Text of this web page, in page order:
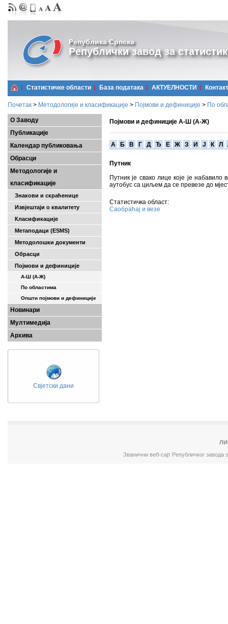
Република Српска
Републички завод за
Статистичке области Базa података АКТУЕЛНОСТИ Контакт
Почетак > Методологије и класификације > Појмови и дефиниције > По
О Заводу
Публикације
Календар публиковања
Обрасци
Методологије и
класификације
Знакови и скраћенице
Извјештаји о квалитету
Класификације
Метаподаци (ESMS)
Методолошки документи
Обрасци
Појмови и дефиниције
А-Ш (A-Ж)
По областима
Општи појмови и дефиниције
Новинари
Мултимедија
Архива
Свјетски дани
Појмови и дефиниције А-Ш (А-Ж)
A Б В Г Д Ђ Е Ж З И Ј К Л
Путник
Путник је свако лице које је
аутобус са циљем да се превезе до
Статистичка област:
Саобраћај и везе
Званични веб-сајт Републичког